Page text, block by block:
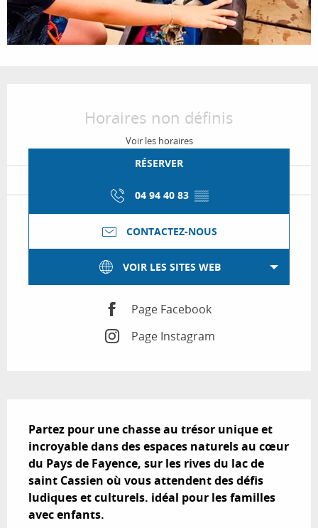
Horaires non définis
Voir les horaires
RÉSERVER
04 94 40 83 ▒▒
CONTACTEZ-NOUS
VOIR LES SITES WEB
Page Facebook
Page Instagram
Partez pour une chasse au trésor unique et
incroyable dans des espaces naturels au cœur
du Pays de Fayence, sur les rives du lac de
saint Cassien où vous attendent des défis
ludiques et culturels. idéal pour les familles
avec enfants.